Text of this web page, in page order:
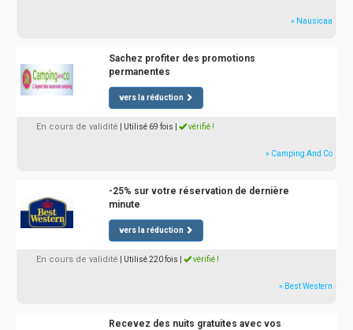
» Nausicaa
Sachez profiter des promotions
permanentes
vers la réduction
En cours de validité | Utilisé 69 fois vérifié !
» Camping And Co
-25% sur votre réservation de dernière
minute
vers la réduction
En cours de validité | Utilisé 220 fois vérifié !
» Best Western
Recevez des nuits gratuites avec vos